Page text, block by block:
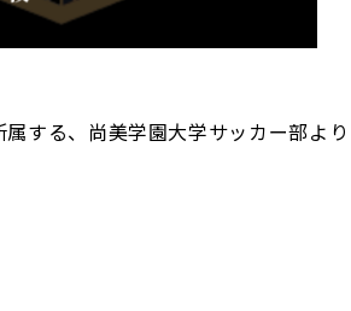
する、尚美学園大学サッカー部より